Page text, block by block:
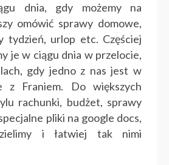
dnia, gdy możemy na
omówić sprawy domowe,
tydzień, urlop etc. Częściej
je w ciągu dnia w przelocie,
gdy jedno z nas jest w
z Franiem. Do większych
rachunki, budżet, sprawy
pliki na google docs,
i łatwiej tak nimi